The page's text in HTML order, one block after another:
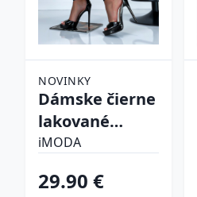
NOVINKY
Dámske čierne
lakované
sandálky
iMODA
29.90 €